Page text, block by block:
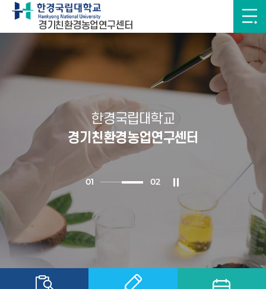
경기친환경농업연구센터
한경국립대학교
경기친환경농업연구센터
01 02